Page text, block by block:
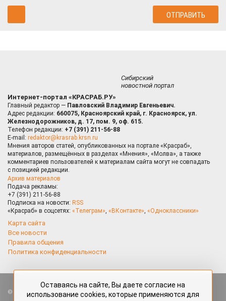
Сибирский
новостной портал
Интернет-портал «КРАСРАБ.РУ»
Главный редактор — Павловский Владимир Евгеньевич.
Адрес редакции: 660075, Красноярский край, г. Красноярск, ул.
Железнодорожников, д. 17, пом. 9, оф. 615.
Телефон редакции: +7 (391) 211-56-88
E-mail: redaktor@krasrab.krsn.ru
Мнения авторов статей, опубликованных на портале «Красраб»,
материалов, размещённых в разделах «Мнения», «Молва», а также
комментариев пользователей к материалам сайта могут не совпадать
с позицией редакции.
Архив материалов
Подача рекламы:
+7 (391) 211-56-88
Подписка на новости: RSS
«Красраб» в соцсетях: «Телеграм», «ВКонтакте», «Одноклассники»
Карта сайта
Все новости
Правила общения
Политика конфиденциальности
Все права защищены. Любые материалы, размещённые на портале
Оставаясь на сайте, Вы даете согласие на
использование cookies, которые применяются для